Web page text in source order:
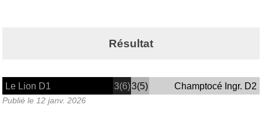
Résultat
Le Lion D1 3(6)3(5) Champtocé Ingr. D2
Publié le 12 janv. 2026